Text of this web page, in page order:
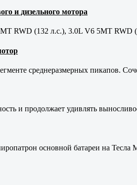
и дизельного мотора
RWD (132 л.с.), 3.0L V6 5MT RWD
среднеразмерных пикапов.
и продолжает удивлять
основной батареи на Тесла